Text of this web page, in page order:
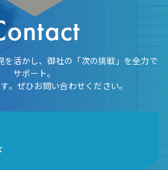
を活かし、御社の「次の挑戦」を全力で
サポート。
。ぜひお問い合わせください。